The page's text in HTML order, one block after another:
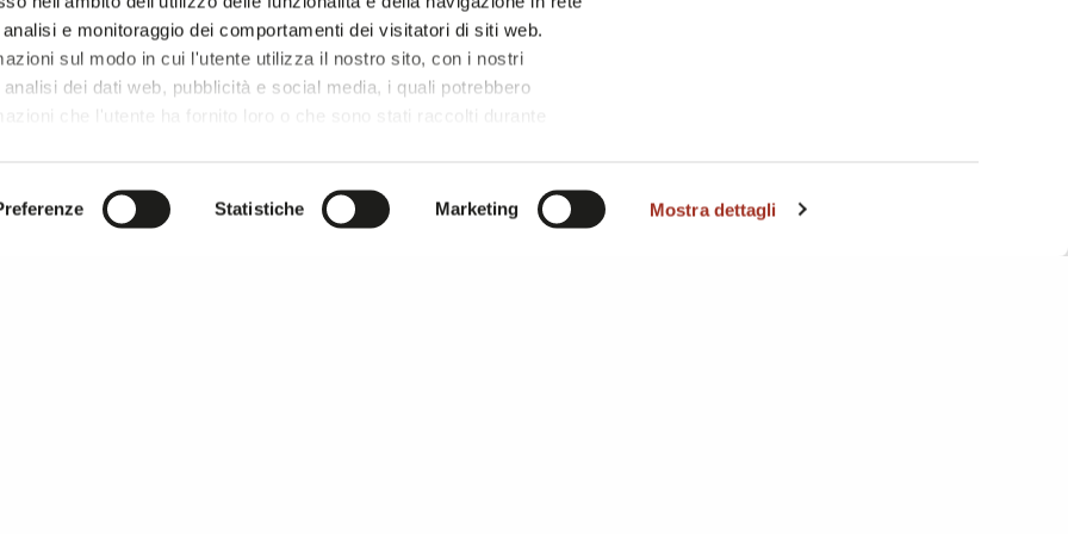
e monitoraggio dei comportamenti dei visitatori di siti web.
sul modo in cui l'utente utilizza il nostro sito, con i nostri
dei dati web, pubblicità e social media, i quali potrebbero
che l'utente ha fornito loro o che sono stati raccolti durante
l'
Informativa Privacy.
Statistiche Marketing Mostra dettagli